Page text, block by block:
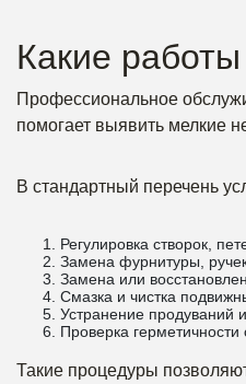
Какие
Профессиональное
помогает выявить мелкие
В стандартный перечень
Регулировка створок,
Замена фурнитуры,
Замена или
Смазка и чистка
Устранение продуваний
Проверка
Такие процедуры